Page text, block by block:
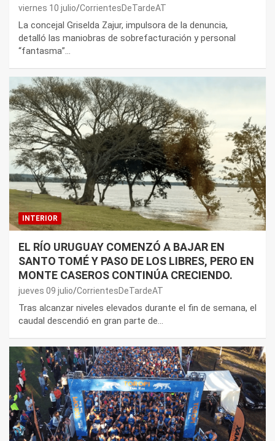
viernes 10 julio CorrientesDeTardeAT
La concejal Griselda Zajur, impulsora de la denuncia,
detalló las maniobras de sobrefacturación y personal
“fantasma”…
INTERIOR
EL RÍO URUGUAY COMENZÓ A BAJAR EN
SANTO TOMÉ Y PASO DE LOS LIBRES, PERO EN
MONTE CASEROS CONTINÚA CRECIENDO.
jueves 09 julio CorrientesDeTardeAT
Tras alcanzar niveles elevados durante el fin de semana, el
caudal descendió en gran parte de…